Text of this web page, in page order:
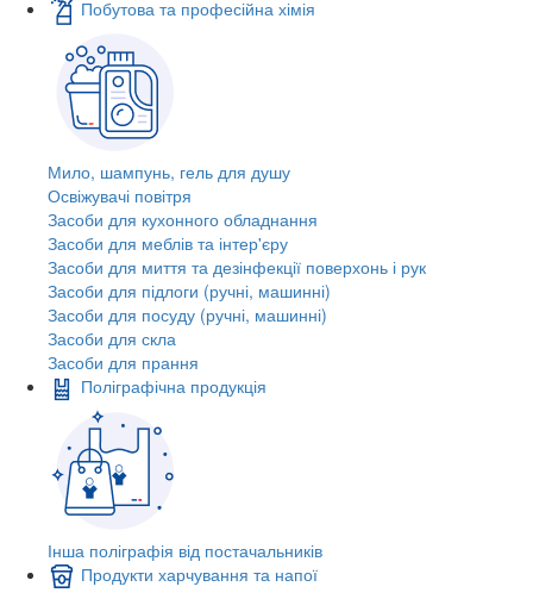
Побутова та професійна хімія
Мило, шампунь, гель для душу
Освіжувачі повітря
Засоби для кухонного обладнання
Засоби для меблів та інтер'єру
Засоби для миття та дезінфекції поверхонь і рук
Засоби для підлоги (ручні, машинні)
Засоби для посуду (ручні, машинні)
Засоби для скла
Засоби для прання
Поліграфічна продукція
Інша поліграфія від постачальників
Продукти харчування та напої